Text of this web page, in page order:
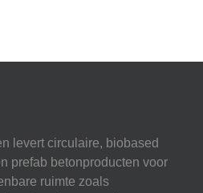
levert circulaire, biobased
prefab betonproducten voor
ruimte zoals